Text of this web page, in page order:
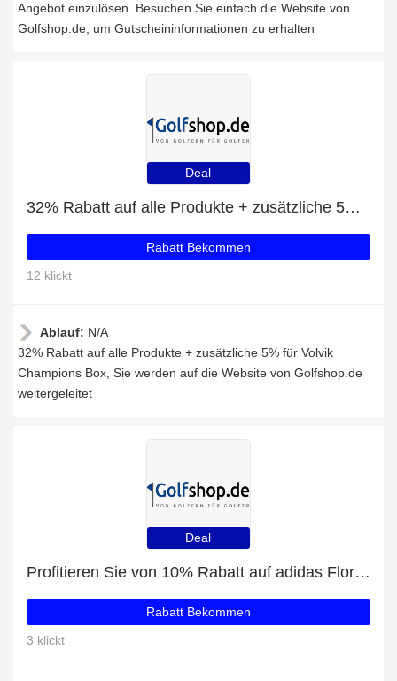
Angebot einzulösen. Besuchen Sie einfach die Website von
Golfshop.de, um Gutscheininformationen zu erhalten
Deal
32% Rabatt auf alle Produkte + zusätzliche 5% für Volvik Champions Box
Rabatt Bekommen
12 klickt
Ablauf: N/A
32% Rabatt auf alle Produkte + zusätzliche 5% für Volvik
Champions Box, Sie werden auf die Website von Golfshop.de
weitergeleitet
Deal
Profitieren Sie von 10% Rabatt auf adidas Floral 15-Inch Rock Damen und andere 64-Angebote
Rabatt Bekommen
3 klickt